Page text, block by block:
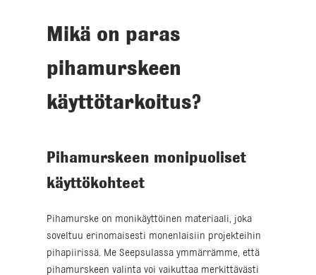
Mikä on paras
pihamurskeen
käyttötarkoitus?
Pihamurskeen monipuoliset
käyttökohteet
Pihamurske on monikäyttöinen materiaali, joka
soveltuu erinomaisesti monenlaisiin projekteihin
pihapiirissä. Me Seepsulassa ymmärrämme, että
pihamurskeen valinta voi vaikuttaa merkittävästi